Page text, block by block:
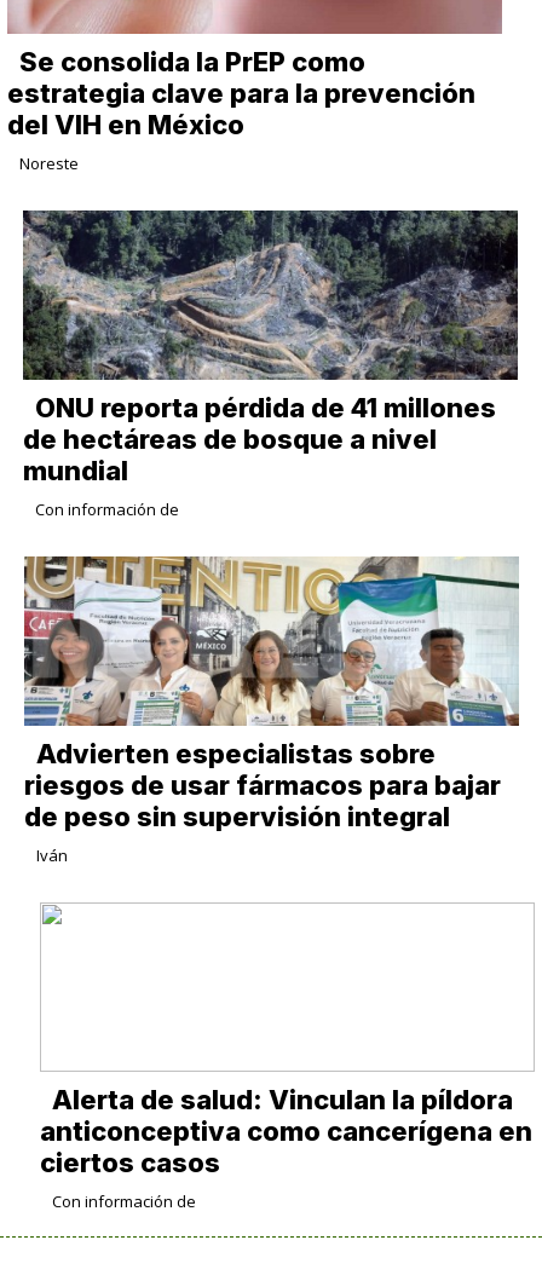
Se consolida la PrEP como
estrategia clave para la prevención
del VIH en México
Noreste
ONU reporta pérdida de 41 millones
de hectáreas de bosque a nivel
mundial
Con información de
Advierten especialistas sobre
riesgos de usar fármacos para bajar
de peso sin supervisión integral
Iván
Alerta de salud: Vinculan la píldora
anticonceptiva como cancerígena en
ciertos casos
Con información de